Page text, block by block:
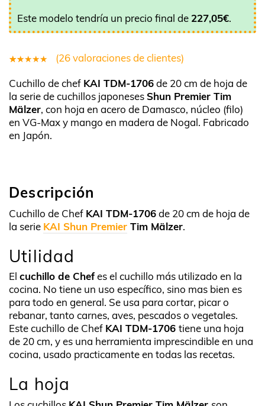
Este modelo tendría un precio final de 227,05€.
4.81
sobre 5
basado
en
clientes
(26valoraciones de clientes)
Cuchillo de chef KAI TDM-1706de 20 cm de hoja de
la serie de cuchillos japonesesShun Premier Tim
Mälzer, con hoja en acero de Damasco, núcleo (filo)
en VG-Max y mango en madera de Nogal. Fabricado
en Japón.
Descripción
Cuchillo de Chef KAI TDM-1706de 20 cm de hoja de
la serie KAI Shun Premier Tim Mälzer.
Utilidad
El cuchillo de Chefes el cuchillo más utilizado en la
cocina. No tiene un uso específico, sino mas bien es
para todo en general. Se usa para cortar, picar o
rebanar, tanto carnes, aves, pescados o vegetales.
Este cuchillo de Chef KAI TDM-1706 tiene una hoja
de 20 cm, y es una herramienta imprescindible en una
cocina, usado practicamente en todas las recetas.
La hoja